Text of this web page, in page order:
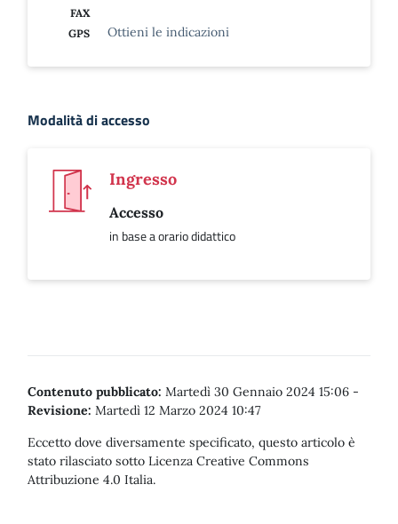
FAX
GPS
Ottieni le indicazioni
Modalità di accesso
Ingresso
Accesso
in base a orario didattico
Contenuto pubblicato: Martedì 30 Gennaio 2024 15:06 -
Revisione: Martedì 12 Marzo 2024 10:47
Eccetto dove diversamente specificato, questo articolo è
stato rilasciato sotto Licenza Creative Commons
Attribuzione 4.0 Italia.